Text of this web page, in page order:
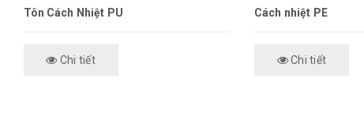
Tôn Cách Nhiệt PU
Chi tiết
Cách nhiệt PE
Chi tiết